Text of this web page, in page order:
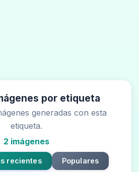
por etiqueta
generadas con esta
etiqueta.
2 imágenes
recientes Populares